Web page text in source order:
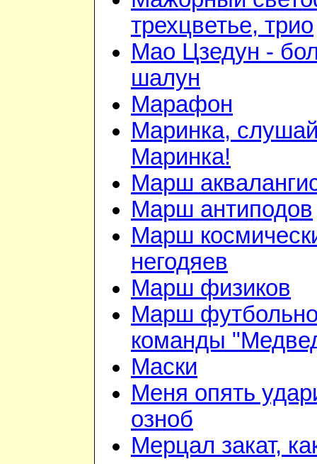
трехцветье, трио
Мао Цзедун -
шалун
Марафон
Маринка,
Маринка!
Марш
Марш антиподов
Марш
негодяев
Марш физиков
Марш
команды
Маски
Меня опять
озноб
Мерцал закат,